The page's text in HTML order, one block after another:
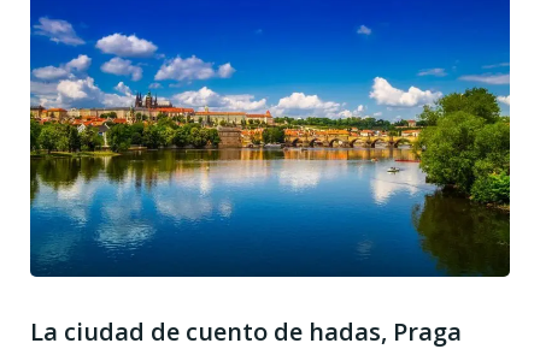
La ciudad de cuento de hadas, Praga